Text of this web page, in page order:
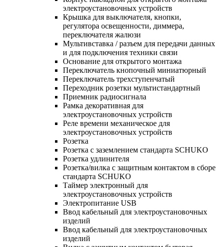
электроустановочных устройств
Крышка для выключателя, кнопки,
регулятора освещенности, диммера,
переключателя жалюзи
Мультивставка / разъем для передачи данных
и для подключения техники связи
Основание для открытого монтажа
Переключатель кнопочный миниатюрный
Переключатель трехступенчатый
Переходник розетки мультистандартный
Приемник радиосигнала
Рамка декоративная для
электроустановочных устройств
Реле времени механическое для
электроустановочных устройств
Розетка
Розетка с заземлением стандарта SCHUKO
Розетка удлинителя
Розетка/вилка с защитным контактом в сборе
стандарта SCHUKO
Таймер электронный для
электроустановочных устройств
Электропитание USB
Ввод кабельный для электроустановочных
изделий
Ввод кабельный для электроустановочных
изделий